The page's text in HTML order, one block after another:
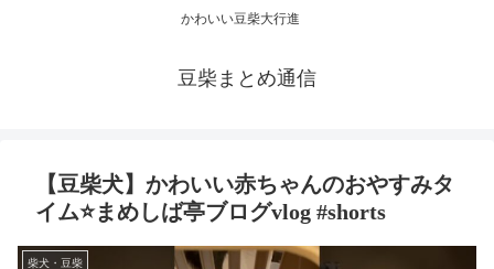
かわいい豆柴大行進
豆柴まとめ通信
【豆柴犬】かわいい赤ちゃんのおやすみタ
イム⭐まめしば亭ブログvlog #shorts
柴犬・豆柴